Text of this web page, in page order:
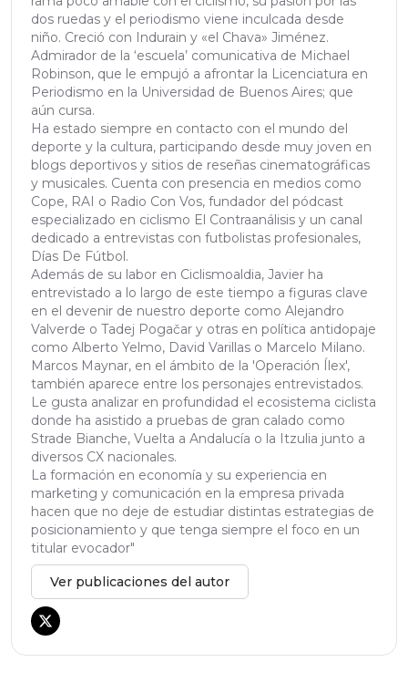
dos ruedas y el periodismo viene inculcada desde
niño. Creció con Indurain y «el Chava» Jiménez.
Admirador de la ‘escuela’ comunicativa de Michael
Robinson, que le empujó a afrontar la Licenciatura en
Periodismo en la Universidad de Buenos Aires; que
aún cursa.
Ha estado siempre en contacto con el mundo del
deporte y la cultura, participando desde muy joven en
blogs deportivos y sitios de reseñas cinematográficas
y musicales. Cuenta con presencia en medios como
Cope, RAI o Radio Con Vos, fundador del pódcast
especializado en ciclismo El Contraanálisis y un canal
dedicado a entrevistas con futbolistas profesionales,
Días De Fútbol.
Además de su labor en Ciclismoaldia, Javier ha
entrevistado a lo largo de este tiempo a figuras clave
en el devenir de nuestro deporte como Alejandro
Valverde o Tadej Pogačar y otras en política antidopaje
como Alberto Yelmo, David Varillas o Marcelo Milano.
Marcos Maynar, en el ámbito de la 'Operación Ílex',
también aparece entre los personajes entrevistados.
Le gusta analizar en profundidad el ecosistema ciclista
donde ha asistido a pruebas de gran calado como
Strade Bianche, Vuelta a Andalucía o la Itzulia junto a
diversos CX nacionales.
La formación en economía y su experiencia en
marketing y comunicación en la empresa privada
hacen que no deje de estudiar distintas estrategias de
posicionamiento y que tenga siempre el foco en un
titular evocador"
Ver publicaciones del autor